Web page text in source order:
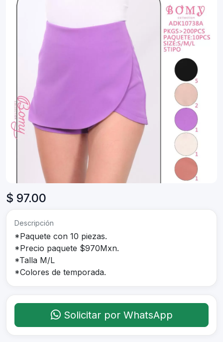
$ 97.00
Descripción
*Paquete con 10 piezas.
*Precio paquete $970Mxn.
*Talla M/L
*Colores de temporada.
Solicitar por WhatsApp